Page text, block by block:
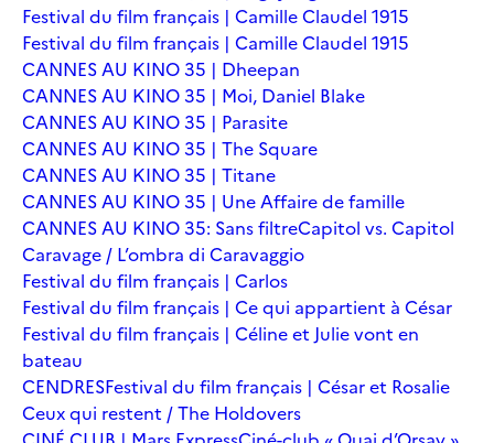
Festival du film français | Camille Claudel 1915
Festival du film français | Camille Claudel 1915
CANNES AU KINO 35 | Dheepan
CANNES AU KINO 35 | Moi, Daniel Blake
CANNES AU KINO 35 | Parasite
CANNES AU KINO 35 | The Square
CANNES AU KINO 35 | Titane
CANNES AU KINO 35 | Une Affaire de famille
CANNES AU KINO 35: Sans filtreCapitol vs. Capitol
Caravage / L’ombra di Caravaggio
Festival du film français | Carlos
Festival du film français | Ce qui appartient à César
Festival du film français | Céline et Julie vont en
bateau
CENDRESFestival du film français | César et Rosalie
Ceux qui restent / The Holdovers